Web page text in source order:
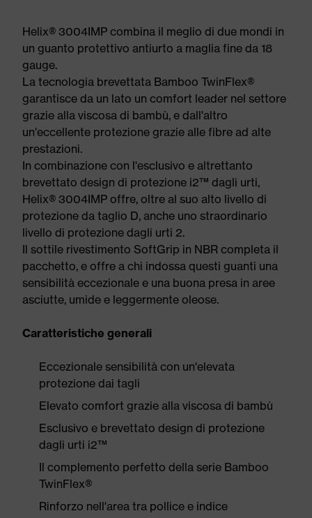
Helix® 3004IMP combina il meglio di due mondi in
un guanto protettivo antiurto a maglia fine da 18
gauge.
La tecnologia brevettata Bamboo TwinFlex®
garantisce da un lato un comfort leader nel settore
grazie alla viscosa di bambù, e dall'altro
un'eccellente protezione grazie alle fibre ad alte
prestazioni.
In combinazione con l'esclusivo e altrettanto
brevettato design di protezione i2™ dagli urti,
Helix® 3004IMP offre, oltre al suo alto livello di
protezione da taglio D, anche uno straordinario
livello di protezione dagli urti 2.
Il sottile rivestimento SoftGrip in NBR completa il
pacchetto, e offre a chi indossa questi guanti una
sensibilità eccezionale e una buona presa in aree
asciutte, umide e leggermente oleose.
Caratteristiche generali
Eccezionale sensibilità con un'elevata
protezione dai tagli
Elevato comfort grazie alla viscosa di bambù
Esclusivo e brevettato design di protezione
dagli urti i2™
Il complemento perfetto della serie Bamboo
TwinFlex®
Rinforzo nell'area tra pollice e indice